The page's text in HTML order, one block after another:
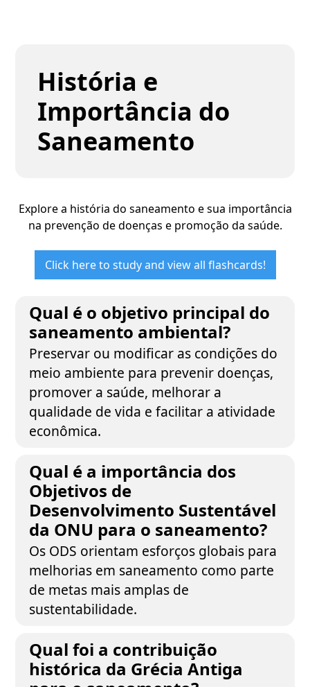
História e
Importância do
Saneamento
Explore a história do saneamento e sua importância
na prevenção de doenças e promoção da saúde.
Click here to study and view all flashcards!
Qual é o objetivo principal do
saneamento ambiental?
Preservar ou modificar as condições do
meio ambiente para prevenir doenças,
promover a saúde, melhorar a
qualidade de vida e facilitar a atividade
econômica.
Qual é a importância dos
Objetivos de
Desenvolvimento Sustentável
da ONU para o saneamento?
Os ODS orientam esforços globais para
melhorias em saneamento como parte
de metas mais amplas de
sustentabilidade.
Qual foi a contribuição
histórica da Grécia Antiga